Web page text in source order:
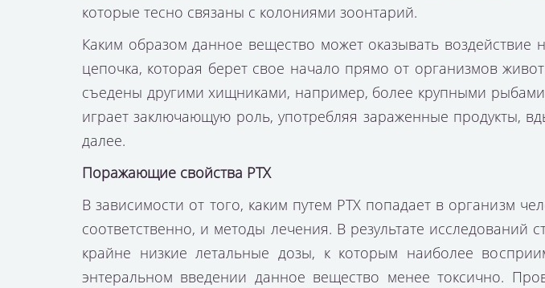
которые тесно связаны с колониями зоонтарий.
Каким образом данное вещество может оказывать
цепочка, которая берет свое начало прямо от организмов
съедены другими хищниками, например, более крупными
играет заключающую роль, употребляя зараженные продукты,
далее.
Поражающие свойства РТХ
В зависимости от того, каким путем РТХ попадает в организм
соответственно, и методы лечения. В результате
крайне низкие летальные дозы, к которым наиболее
энтеральном введении данное вещество менее токсично.